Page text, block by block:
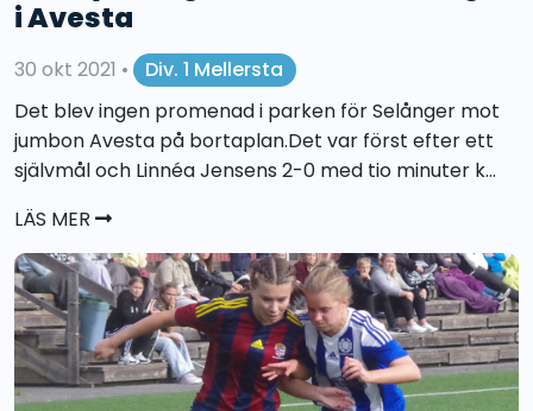
i Avesta
30 okt 2021 •
Div. 1 Mellersta
Det blev ingen promenad i parken för Selånger mot
jumbon Avesta på bortaplan.Det var först efter ett
självmål och Linnéa Jensens 2-0 med tio minuter k...
LÄS MER